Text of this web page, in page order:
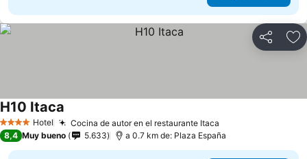
Compartir
4 EstrellasHotel Cocina de autor en el restaurante Itaca
H10 Itaca
8,4 Muy bueno 5.633 a 0.7 km de: Plaza España